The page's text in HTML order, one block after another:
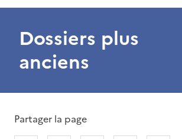
Dossiers plus
anciens
Partager la page